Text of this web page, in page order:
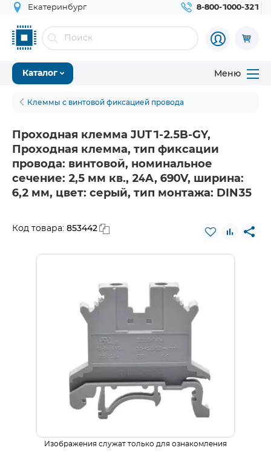
Екатеринбург 8-800-1000-321
Каталог Меню
Клеммы с винтовой фиксацией провода
Проходная клемма JUT1-2.5B-GY,
Проходная клемма, тип фиксации
провода: винтовой, номинальное
сечение: 2,5 мм кв., 24A, 690V, ширина:
6,2 мм, цвет: серый, тип монтажа: DIN35
Код товара: 853442
Изображения служат только для ознакомления